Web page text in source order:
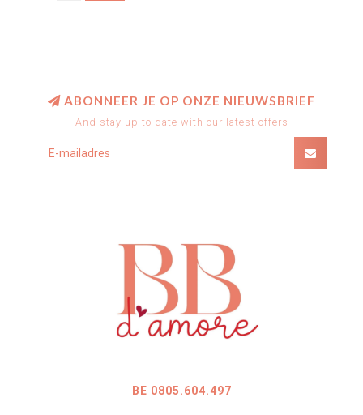
ABONNEER JE OP ONZE NIEUWSBRIEF
And stay up to date with our latest offers
BE 0805.604.497